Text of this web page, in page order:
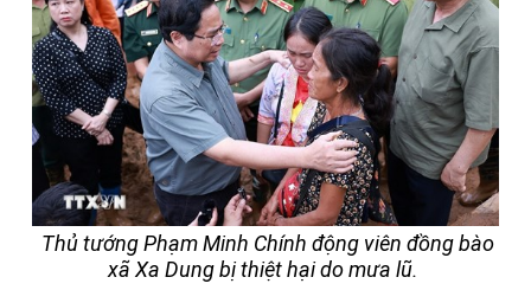
Thủ tướng Phạm Minh Chính động viên đồng bào
xã Xa Dung bị thiệt hại do mưa lũ.